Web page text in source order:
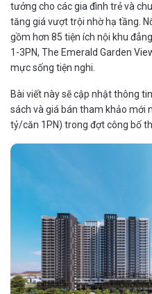
tưởng cho các gia đình trẻ và
tăng giá vượt trội nhờ hạ tầng.
gồm hơn 85 tiện ích nội khu
1-3PN, The Emerald Garden
mực sống tiện nghi.
Bài viết này sẽ cập nhật thông
sách và giá bán tham khảo mới
tỷ/căn 1PN) trong đợt công bố